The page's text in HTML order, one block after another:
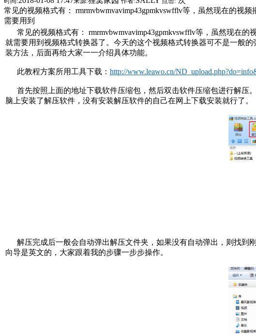
常见的视频格式有： rmrmvbwmvavimp43gpmkvswfflv等，虽然现在的视
需要用到
常见的视频格式有： rmrmvbwmvavimp43gpmkvswfflv等，虽然现在
就需要用到视频格式转换器了。今天的这个视频格式转换器可不是一般
装方法，后面再给大家一一介绍具体功能。
此教程方案所用工具下载： http://www.leawo.cn/
首先按照上面的地址下载软件压缩包，然后双击软件压缩包进行解压
脑上安装了解压软件，没有安装解压软件的自己在网上下载安装就行了。
解压完成后一般会自动弹出解压文件夹，如果没有自动弹出，则找到
向导是英文的，大家跟着我的步骤一步步操作。